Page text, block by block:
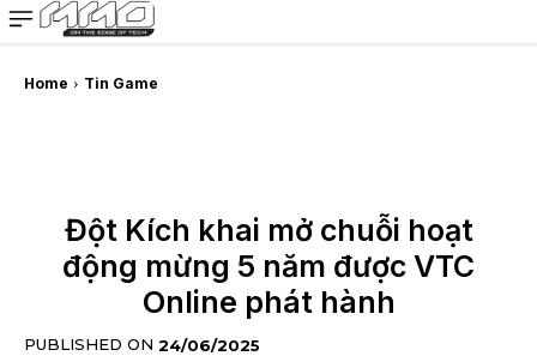
MMOSITE - Thông tin công nghệ
Bài viết nổi bật
Home Tin Game
Đột Kích khai mở chuỗi hoạt
động mừng 5 năm được VTC
Online phát hành
PUBLISHED ON 24/06/2025